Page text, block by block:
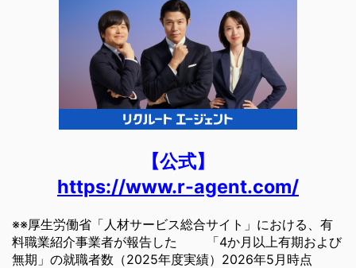
【公式】
https://www.r-agent.com/
※※厚生労働省「人材サービス総合サイト」における、有
料職業紹介事業者が報告した 「4か月以上有期および
無期」の就職者数（2025年度実績）2026年5月時点